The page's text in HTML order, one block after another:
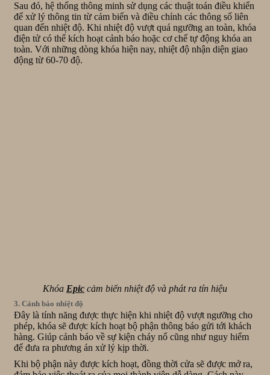
Sau đó, hệ thống thông minh sử dụng các thuật toán điều khiển
để xử lý thông tin từ cảm biến và điều chỉnh các thông số liên
quan đến nhiệt độ. Khi nhiệt độ vượt quá ngưỡng an toàn, khóa
điện tử có thể kích hoạt cảnh báo hoặc cơ chế tự động khóa an
toàn. Với những dòng khóa hiện nay, nhiệt độ nhận diện giao
động từ 60-70 độ.
Khóa Epic cảm biến nhiệt độ và phát ra tín hiệu
3. Cảnh báo nhiệt độ
Đây là tính năng được thực hiện khi nhiệt độ vượt ngưỡng cho
phép, khóa sẽ được kích hoạt bộ phận thông báo gửi tới khách
hàng. Giúp cảnh báo về sự kiện cháy nổ cũng như nguy hiểm
để đưa ra phương án xử lý kịp thời.
Khi bộ phận này được kích hoạt, đồng thời cửa sẽ được mở ra,